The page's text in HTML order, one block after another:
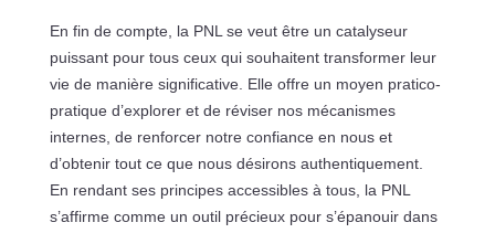
En fin de compte, la PNL se veut être un catalyseur
puissant pour tous ceux qui souhaitent transformer leur
vie de manière significative. Elle offre un moyen pratico-
pratique d’explorer et de réviser nos mécanismes
internes, de renforcer notre confiance en nous et
d’obtenir tout ce que nous désirons authentiquement.
En rendant ses principes accessibles à tous, la PNL
s’affirme comme un outil précieux pour s’épanouir dans